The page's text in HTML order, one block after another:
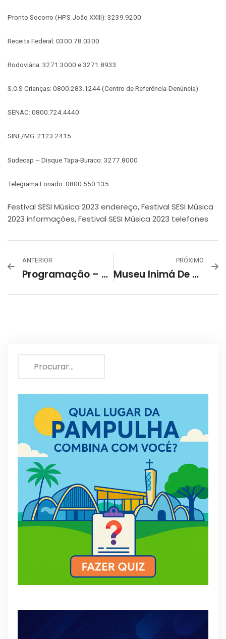
Pronto Socorro (HPS João XXIII): 3239.9200
Receita Federal: 0300.78.0300
Rodoviária: 3271.3000 e 3271.8933
S.O.S Crianças: 0800.283.1244 (Centro de Referência-Denúncia)
SENAC: 0800.724.4440
SINE/MG: 2123.2415
Sudecap – Disque Tapa-Buraco: 3277.8000
Telegrama Fonado: 0800.550.135
Festival SESI Música 2023 endereço, Festival SESI Música
2023 informações, Festival SESI Música 2023 telefones
ANTERIOR
Programação – Teatros Públicos Municipais De Belo Horizonte
PRÓXIMO
Museu Inimá De Paula